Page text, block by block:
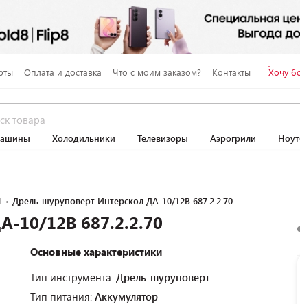
Оплата и доставка Что с моим заказом? Контакты Хочу
Холодильники Телевизоры Аэрогрили
Дрель-шуруповерт Интерскол ДА-10/12В 687.2.2.70
10/12В 687.2.2.70
Основные характеристики
Тип инструмента: Дрель-шуруповерт
Тип питания: Аккумулятор